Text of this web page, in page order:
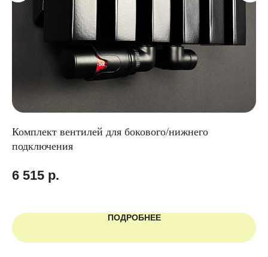
Комплект вентилей для бокового/нижнего
подключения
6 515 р.
ПОДРОБНЕЕ